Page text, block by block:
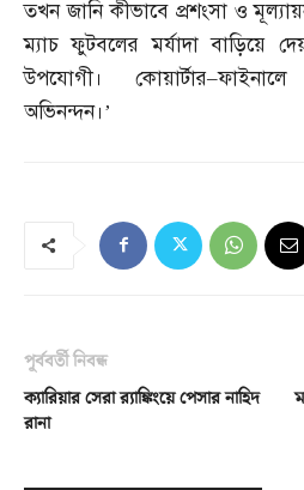
তখন জানি কীভাবে প্রশংসা ও
ম্যাচ ফুটবলের মর্যাদা বাড়িয়ে
উপযোগী। কোয়ার্টার–
অভিনন্দন।’
পূর্ববর্তী নিবন্ধ
ক্যারিয়ার সেরা র‌্যাঙ্কিংয়ে পেসার নাহিদ
রানা